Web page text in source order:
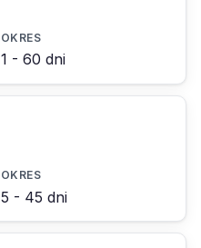
1 - 60 dni
5 - 45 dni